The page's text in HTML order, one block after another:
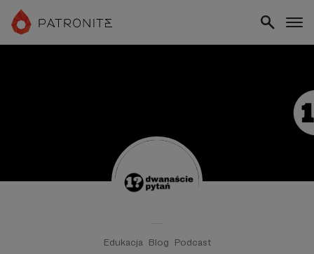
Edukacja Blog Podcast